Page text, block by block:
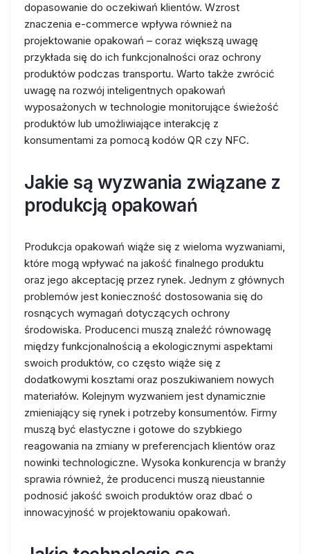
dopasowanie do oczekiwań klientów. Wzrost
znaczenia e-commerce wpływa również na
projektowanie opakowań – coraz większą uwagę
przykłada się do ich funkcjonalności oraz ochrony
produktów podczas transportu. Warto także zwrócić
uwagę na rozwój inteligentnych opakowań
wyposażonych w technologie monitorujące świeżość
produktów lub umożliwiające interakcję z
konsumentami za pomocą kodów QR czy NFC.
Jakie są wyzwania związane z
produkcją opakowań
Produkcja opakowań wiąże się z wieloma wyzwaniami,
które mogą wpływać na jakość finalnego produktu
oraz jego akceptację przez rynek. Jednym z głównych
problemów jest konieczność dostosowania się do
rosnących wymagań dotyczących ochrony
środowiska. Producenci muszą znaleźć równowagę
między funkcjonalnością a ekologicznymi aspektami
swoich produktów, co często wiąże się z
dodatkowymi kosztami oraz poszukiwaniem nowych
materiałów. Kolejnym wyzwaniem jest dynamicznie
zmieniający się rynek i potrzeby konsumentów. Firmy
muszą być elastyczne i gotowe do szybkiego
reagowania na zmiany w preferencjach klientów oraz
nowinki technologiczne. Wysoka konkurencja w branży
sprawia również, że producenci muszą nieustannie
podnosić jakość swoich produktów oraz dbać o
innowacyjność w projektowaniu opakowań.